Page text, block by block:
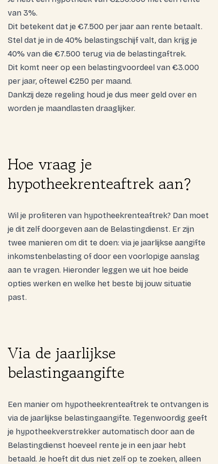
van 3%.
Dit betekent dat je €7.500 per jaar aan rente betaalt.
Stel dat je in de 40% belastingschijf valt, dan krijg je
40% van die €7.500 terug via de belastingaftrek.
Dit komt neer op een belastingvoordeel van €3.000
per jaar, oftewel €250 per maand.
Dankzij deze regeling houd je dus meer geld over en
worden je maandlasten draaglijker.
Hoe vraag je
hypotheekrenteaftrek aan?
Wil je profiteren van hypotheekrenteaftrek? Dan moet
je dit zelf doorgeven aan de Belastingdienst. Er zijn
twee manieren om dit te doen: via je jaarlijkse aangifte
inkomstenbelasting of door een voorlopige aanslag
aan te vragen. Hieronder leggen we uit hoe beide
opties werken en welke het beste bij jouw situatie
past.
Via de jaarlijkse
belastingaangifte
Een manier om hypotheekrenteaftrek te ontvangen is
via de jaarlijkse belastingaangifte. Tegenwoordig geeft
je hypotheekverstrekker automatisch door aan de
Belastingdienst hoeveel rente je in een jaar hebt
betaald. Je hoeft dit dus niet zelf op te zoeken, alleen